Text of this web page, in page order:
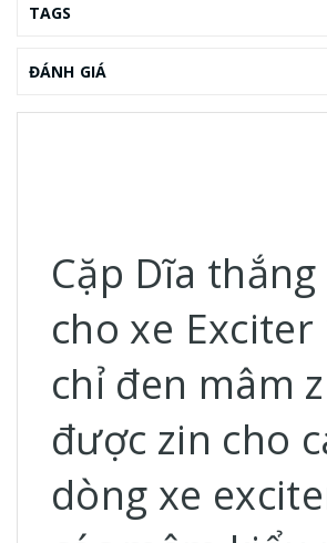
TAGS
ĐÁNH GIÁ
Cặp Dĩa thắng
cho xe Exciter
chỉ đen mâm
được zin cho
dòng xe